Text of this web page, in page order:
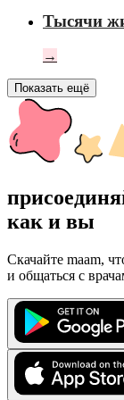
Тысячи
→
Показать ещё
как и вы
Скачайте maam,
и общаться с